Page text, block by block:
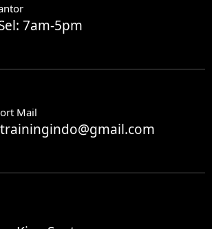
7am-5pm
Mail